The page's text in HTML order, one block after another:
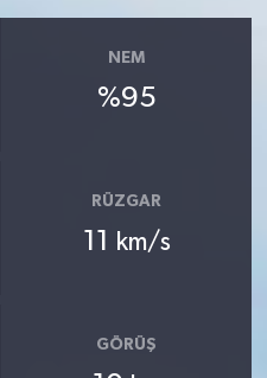
NEM
%95
RÜZGAR
11 km/s
GÖRÜŞ